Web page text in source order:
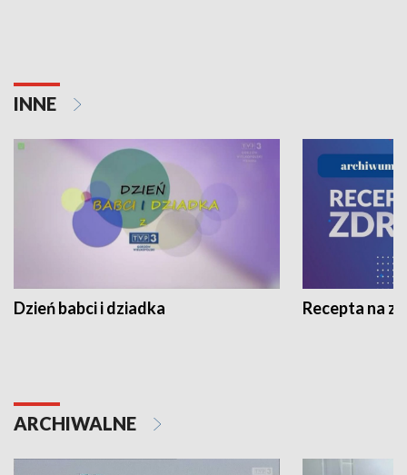
INNE
Dzień babci i dziadka Recepta na
ARCHIWALNE